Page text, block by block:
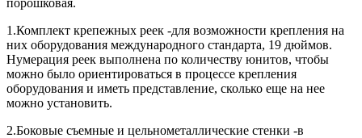
порошковая.
1.Комплект крепежных реек -для возможности крепления на
них оборудования международного стандарта, 19 дюймов.
Нумерация реек выполнена по количеству юнитов, чтобы
можно было ориентироваться в процессе крепления
оборудования и иметь представление, сколько еще на нее
можно установить.
2.Боковые съемные и цельнометаллические стенки -в